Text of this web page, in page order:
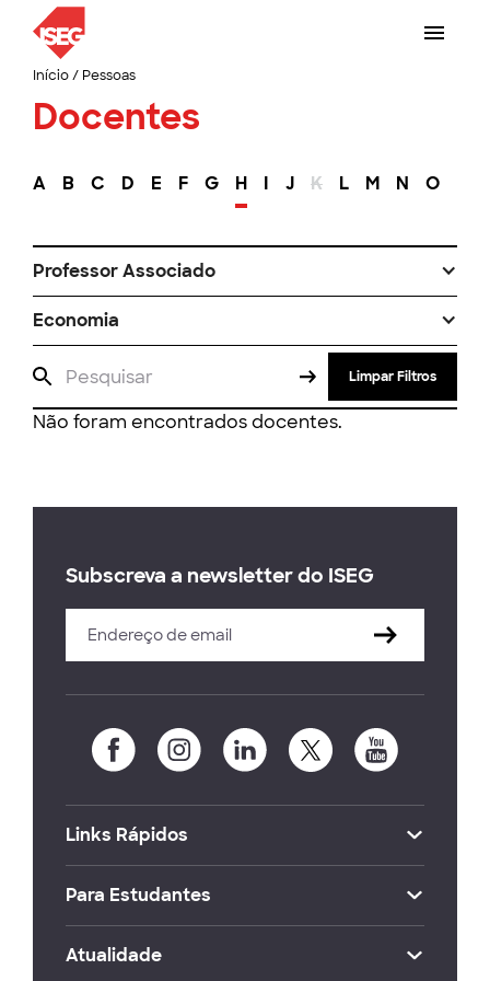
Início/ Pessoas
Docentes
A B C D E F G H I J K L M N O
Professor Associado
Economia
Limpar Filtros
Não foram encontrados docentes.
Subscreva a newsletter do ISEG
Links Rápidos
Para Estudantes
Atualidade